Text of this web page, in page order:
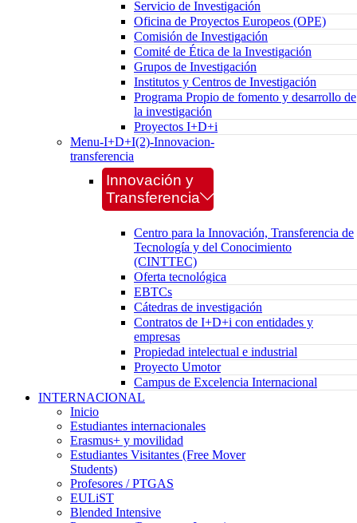
Servicio de Investigación
Oficina de Proyectos Europeos (OPE)
Comisión de Investigación
Comité de Ética de la Investigación
Grupos de Investigación
Institutos y Centros de Investigación
Programa Propio de fomento y desarrollo de
la investigación
Proyectos I+D+i
Menu-I+D+I(2)-Innovacion-
transferencia
Innovación y
Transferencia
Centro para la Innovación, Transferencia de
Tecnología y del Conocimiento
(CINTTEC)
Oferta tecnológica
EBTCs
Cátedras de investigación
Contratos de I+D+i con entidades y
empresas
Propiedad intelectual e industrial
Proyecto Umotor
Campus de Excelencia Internacional
INTERNACIONAL
Inicio
Estudiantes internacionales
Erasmus+ y movilidad
Estudiantes Visitantes (Free Mover
Students)
Profesores / PTGAS
EULiST
Blended Intensive